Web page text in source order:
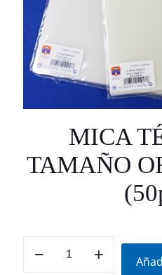
MICA
TAMAÑO
TÉRMICA